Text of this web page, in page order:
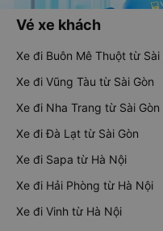
Vé xe khách
Xe đi Buôn Mê Thuột từ Sài
Xe đi Vũng Tàu từ Sài Gòn
Xe đi Nha Trang từ Sài Gòn
Xe đi Đà Lạt từ Sài Gòn
Xe đi Sapa từ Hà Nội
Xe đi Hải Phòng từ Hà Nội
Xe đi Vinh từ Hà Nội